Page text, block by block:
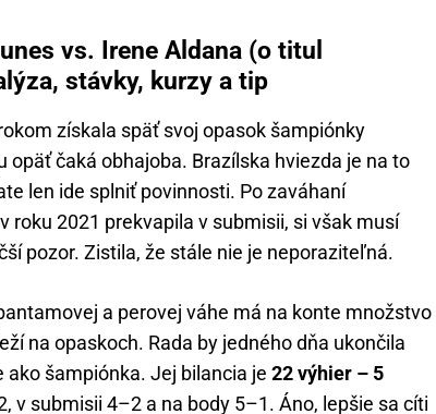
vs. Irene Aldana (o titul
stávky, kurzy a tip
získala späť svoj opasok šampiónky
opäť čaká obhajoba. Brazílska hviezda je na to
len ide splniť povinnosti. Po zaváhaní
roku 2021 prekvapila v submisii, si však musí
pozor. Zistila, že stále nie je neporaziteľná.
a perovej váhe má na konte množstvo
na opaskoch. Rada by jedného dňa ukončila
šampiónka. Jej bilancia je 22 výhier – 5
v submisii 4–2 a na body 5–1. Áno, lepšie sa cíti